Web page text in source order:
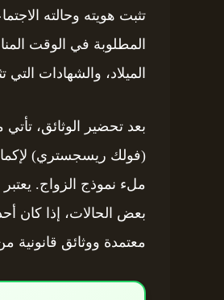
تثبت هويته وحالته
المطلوبة في الوقت
الميلاد، والشهادات
بعد تحضير الوثائق،
(فولك ريسجستري) لإكمال
ملء نموذج الزواج.
بعض الحالات، إذا كان
معتمدة ووثائق قانونية